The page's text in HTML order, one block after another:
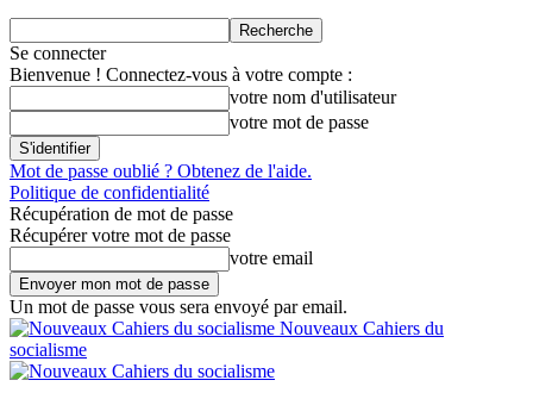
Se connecter
Bienvenue ! Connectez-vous à votre compte :
votre nom d'utilisateur
votre mot de passe
Mot de passe oublié ? Obtenez de l'aide.
Politique de confidentialité
Récupération de mot de passe
Récupérer votre mot de passe
votre email
Un mot de passe vous sera envoyé par email.
Nouveaux Cahiers du
socialisme